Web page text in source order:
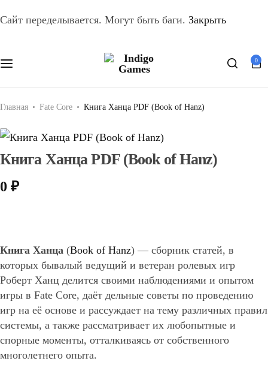
Сайт переделывается. Могут быть баги. Закрыть
Search
0
Главная Fate Core Книга Ханца PDF (Book of Hanz)
Книга Ханца PDF (Book of Hanz)
0 ₽
Книга Ханца (Book of Hanz) — сборник статей, в
которых бывалый ведущий и ветеран ролевых игр
Роберт Ханц делится своими наблюдениями и опытом
игры в Fate Core, даёт дельные советы по проведению
игр на её основе и рассуждает на тему различных правил
системы, а также рассматривает их любопытные и
спорные моменты, отталкиваясь от собственного
многолетнего опыта.
Оферта